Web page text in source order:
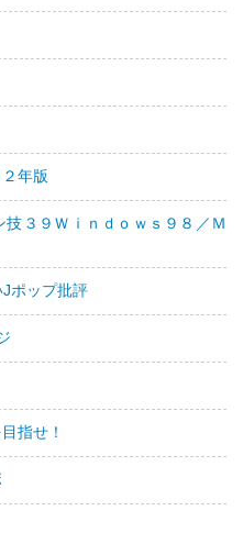
年版
３９Ｗｉｎｄｏｗｓ９８／Ｍ
ポップ批評
指せ！